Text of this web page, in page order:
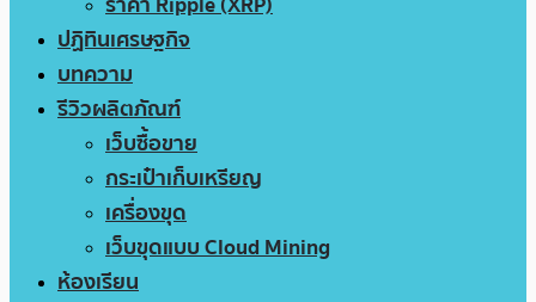
ปฏิทินเศรษฐกิจ
บทความ
รีวิวผลิตภัณฑ์
เว็บซื้อขาย
กระเป๋าเก็บเหรียญ
เครื่องขุด
เว็บขุดแบบ Cloud Mining
ห้องเรียน